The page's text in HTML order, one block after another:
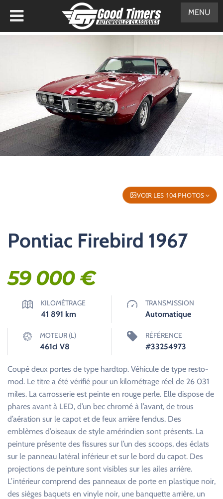
VOIR LES 104 PHOTOS
Pontiac Firebird 1967
59 000€
KILOMÉTRAGE
41 891 km
TRANSMISSION
Automatique
MOTEUR (L)
461ci V8
RÉFÉRENCE
#33254973
Coupé deux portes de type hardtop. Véhicule de type resto-
mod. Le titre a été vérifié pour un kilométrage réel de 26 031
miles. La carrosserie est peinte en rouge perle. Elle dispose de
phares avant à LED, d’un bec chromé à l’avant, de trous
d’aération sur le capot et de feux arrière fendus. Des
emblèmes d’oiseaux de style amérindien sont présents. La
peinture présente des fissures sur l’un des scoops, des éclats
sur le panneau latéral inférieur et sur le bord du capot. Des
projections de peinture sont visibles sur les ailes arrière.
L’intérieur comprend des panneaux de porte en plastique noir,
des sièges baquets en vinyle noir, une banquette arrière, un
MENU